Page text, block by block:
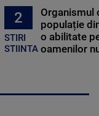
2
STIRI
STIINTA
Organismul
populație
o abilitate
oamenilor